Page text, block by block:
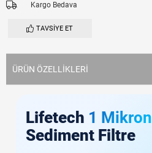
Kargo Bedava
TAVSIYE ET
ÜRÜN ÖZELLIKLERI
Lifetech 1 Mikron
Sediment Filtre